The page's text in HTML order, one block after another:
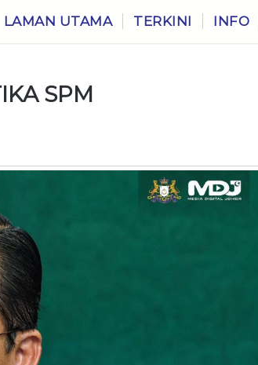
LAMAN UTAMA TERKINI INFO
SPM